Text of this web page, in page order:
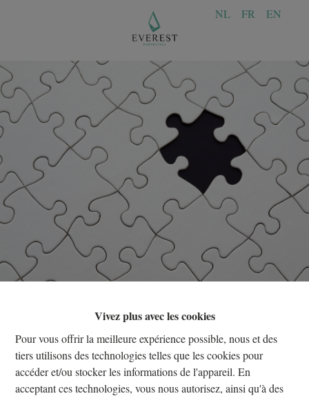
Vivez plus avec les cookies
Pour vous offrir la meilleure expérience possible, nous et des
tiers utilisons des technologies telles que les cookies pour
accéder et/ou stocker les informations de l'appareil. En
acceptant ces technologies, vous nous autorisez, ainsi qu'à des
NL FR EN
Oups, cette page n'existe plus